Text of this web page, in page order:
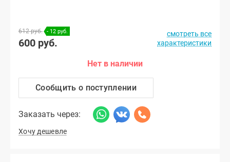
612 руб. - 12 руб.
600 руб.
смотреть все
характеристики
Нет в наличии
Сообщить о поступлении
Заказать через:
Хочу дешевле